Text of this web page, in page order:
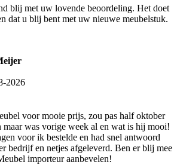
blij met uw lovende beoordeling. Het doet
dat u blij bent met uw nieuwe meubelstuk.
2026
voor mooie prijs, zou pas half oktober
maar was vorige week al en wat is hij mooi!
voor ik bestelde en had snel antwoord
bedrijf en netjes afgeleverd. Ben er blij mee
importeur aanbevelen!